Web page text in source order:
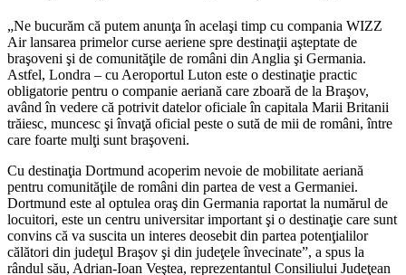
„Ne bucurăm că putem anunţa în acelaşi timp cu compania WIZZ
Air lansarea primelor curse aeriene spre destinaţii aşteptate de
braşoveni şi de comunităţile de români din Anglia şi Germania.
Astfel, Londra – cu Aeroportul Luton este o destinaţie practic
obligatorie pentru o companie aeriană care zboară de la Braşov,
având în vedere că potrivit datelor oficiale în capitala Marii Britanii
trăiesc, muncesc şi învaţă oficial peste o sută de mii de români, între
care foarte mulţi sunt braşoveni.
Cu destinaţia Dortmund acoperim nevoie de mobilitate aeriană
pentru comunităţile de români din partea de vest a Germaniei.
Dortmund este al optulea oraş din Germania raportat la numărul de
locuitori, este un centru universitar important şi o destinaţie care sunt
convins că va suscita un interes deosebit din partea potenţialilor
călători din judeţul Braşov şi din judeţele învecinate”, a spus la
rândul său, Adrian-Ioan Veştea, reprezentantul Consiliului Judeţean